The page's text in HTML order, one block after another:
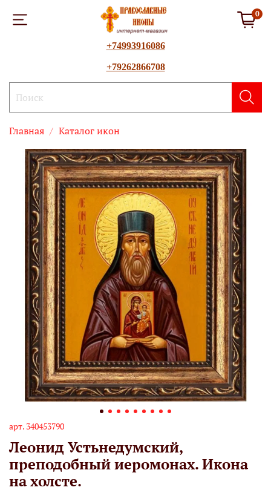
0
+74993916086
+79262866708
Главная Каталог икон
арт. 340453790
Леонид Устьнедумский,
преподобный иеромонах. Икона
на холсте.